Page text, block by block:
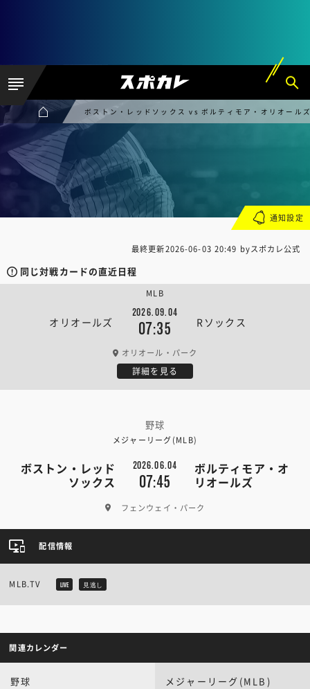
ボストン・レッドソックス vs ボルティモア・オリオール
最終更新2026-06-03 20:49 byスポカレ公式
同じ対戦カードの直近日程
オリオールズ
2026.09.04
07:35 Rソックス
MLB
オリオール・パーク
詳細を見る
野球
メジャーリーグ(MLB)
ボストン・レッド
ソックス
2026.06.04
07:45
ボルティモア・オ
リオールズ
フェンウェイ・パーク
通知設定
配信情報
MLB.TV LIVE 見逃し
関連カレンダー
野球 メジャーリーグ(MLB)